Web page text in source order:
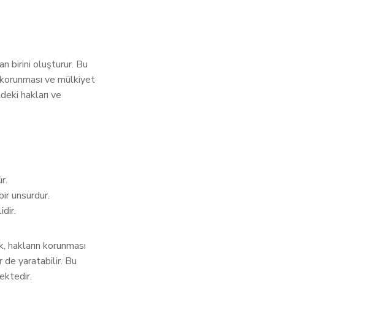
birini oluşturur. Bu
ve mülkiyet
hakları ve
unsurdur.
hakların korunması
de yaratabilir. Bu